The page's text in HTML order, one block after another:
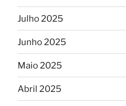
Julho 2025
Junho 2025
Maio 2025
Abril 2025